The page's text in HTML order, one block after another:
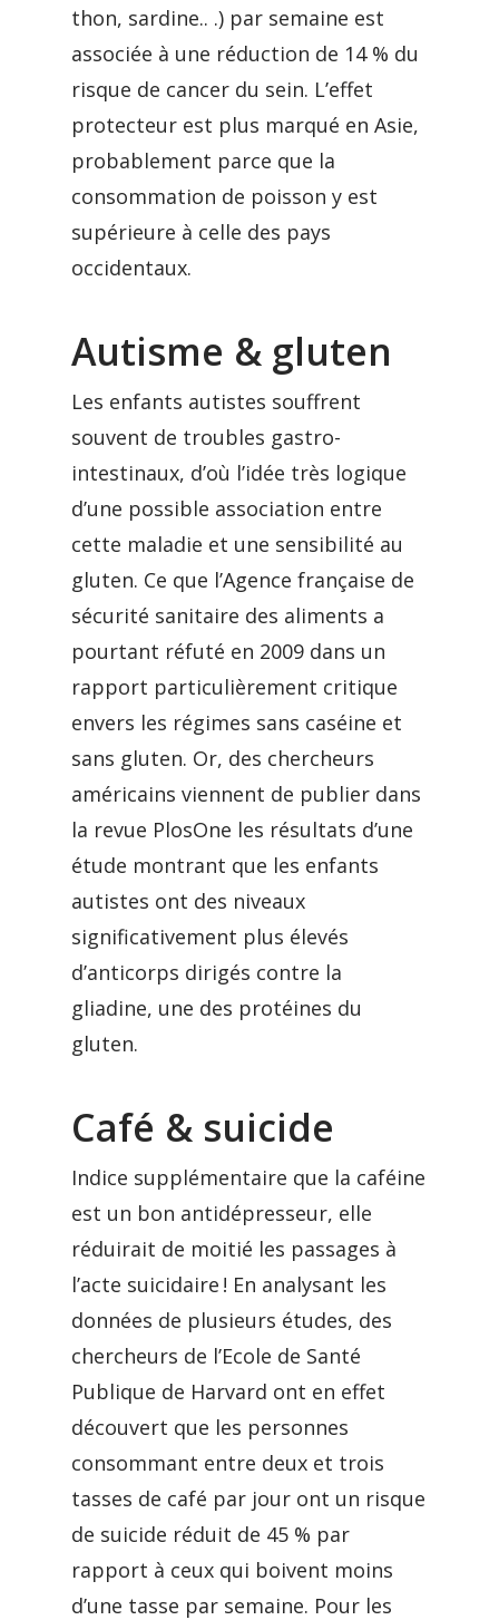
thon, sardine.. .) par semaine est
associée à une réduction de 14 % du
risque de cancer du sein. L’effet
protecteur est plus marqué en Asie,
probablement parce que la
consommation de poisson y est
supérieure à celle des pays
occidentaux.
Autisme & gluten
Les enfants autistes souffrent
souvent de troubles gastro-
intestinaux, d’où l’idée très logique
d’une possible association entre
cette maladie et une sensibilité au
gluten. Ce que l’Agence française de
sécurité sanitaire des aliments a
pourtant réfuté en 2009 dans un
rapport particulièrement critique
envers les régimes sans caséine et
sans gluten. Or, des chercheurs
américains viennent de publier dans
la revue PlosOne les résultats d’une
étude montrant que les enfants
autistes ont des niveaux
significativement plus élevés
d’anticorps dirigés contre la
gliadine, une des protéines du
gluten.
Café & suicide
Indice supplémentaire que la caféine
est un bon antidépresseur, elle
réduirait de moitié les passages à
l’acte suicidaire ! En analysant les
données de plusieurs études, des
chercheurs de l’Ecole de Santé
Publique de Harvard ont en effet
découvert que les personnes
consommant entre deux et trois
tasses de café par jour ont un risque
de suicide réduit de 45 % par
rapport à ceux qui boivent moins
d’une tasse par semaine. Pour les